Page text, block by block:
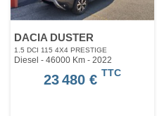
DACIA DUSTER
1.5 DCI 115 4X4 PRESTIGE
Diesel - 46000 Km - 2022
23 480 € TTC